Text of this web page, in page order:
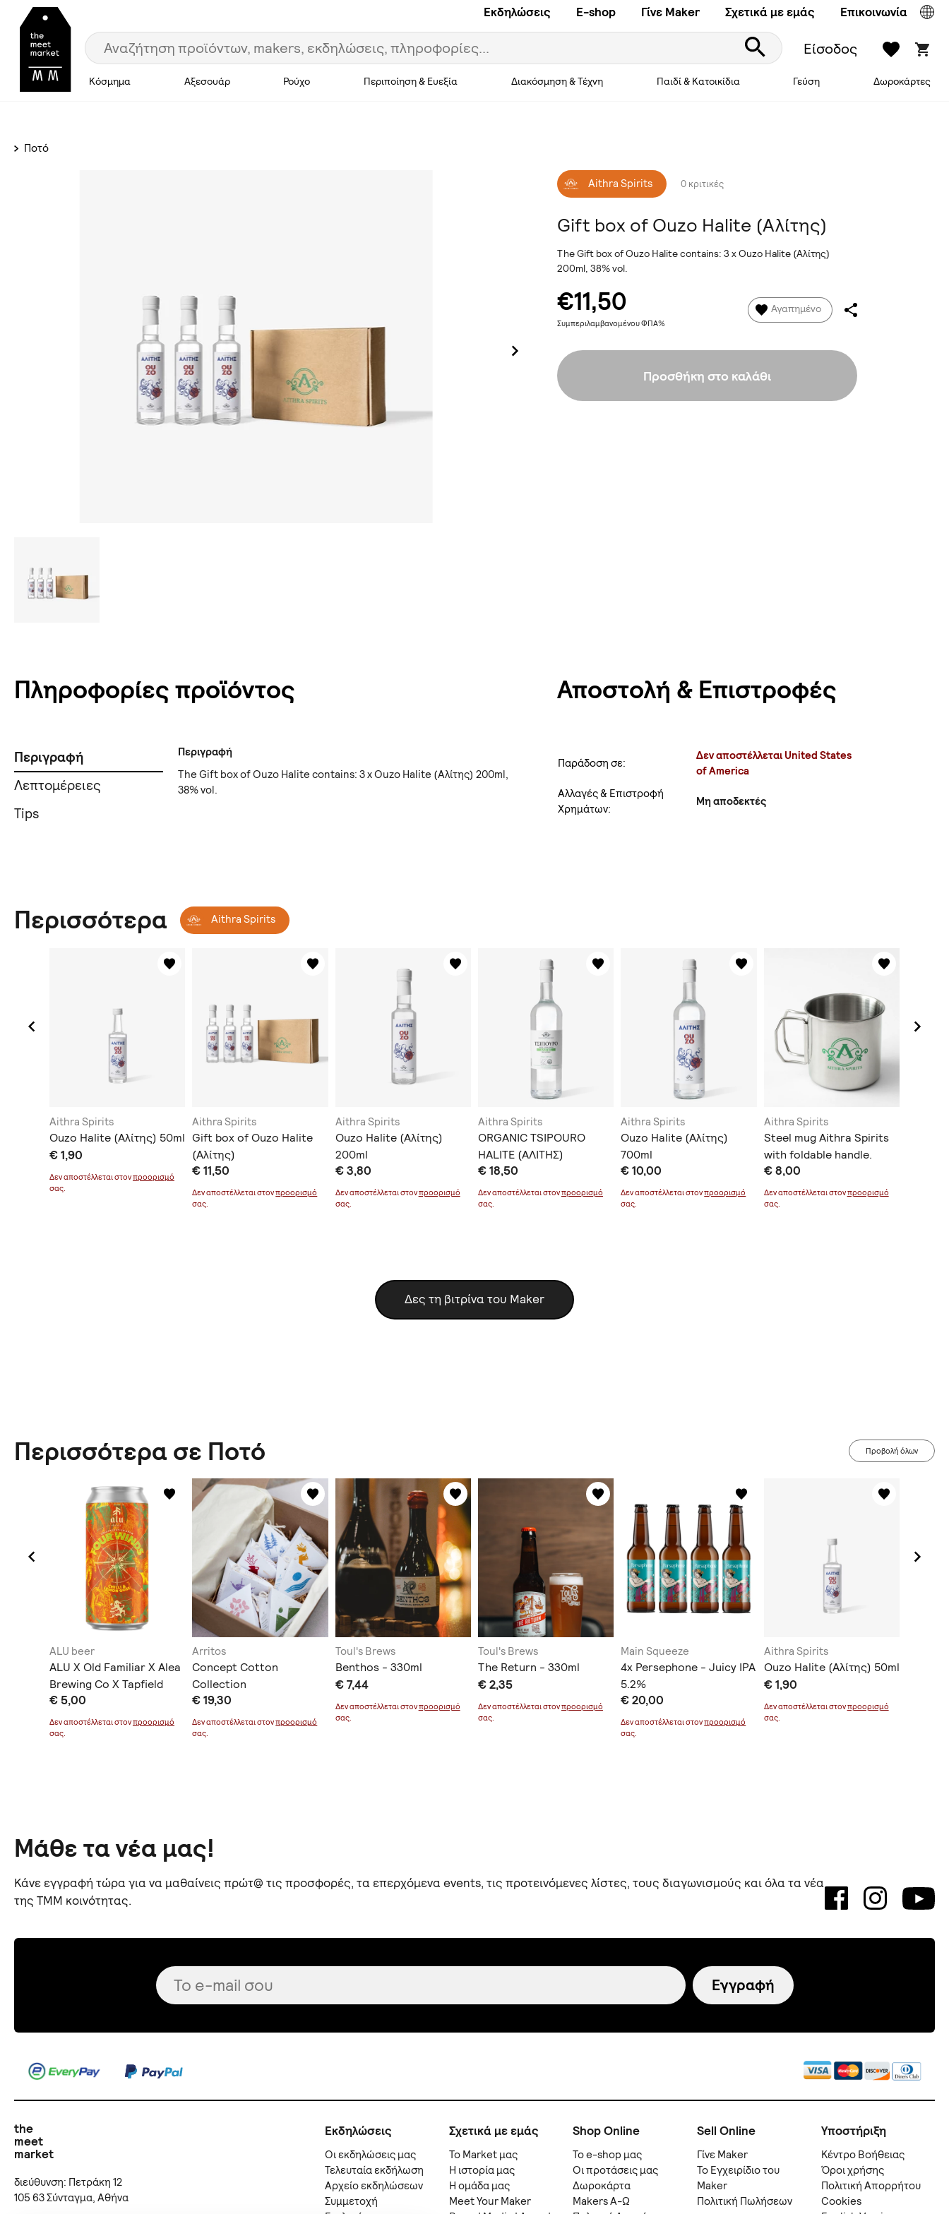
Εκδηλώσεις E-shop Γίνε Maker Σχετικά με εμάς Επικοινωνία
Είσοδος
Κόσμημα Αξεσουάρ Ρούχο Περιποίηση & Ευεξία Διακόσμηση & Τέχνη Παιδί & Κατοικίδια Γεύση Δωροκάρτες
Ποτό
Aithra Spirits 0 κριτικές
Gift box of Ouzo Halite (Αλίτης)
The Gift box of Ouzo Halite contains: 3 x Ouzo Halite (Αλίτης)
200ml, 38% vol.
€11,50
Συμπεριλαμβανομένου ΦΠΑ%
Αγαπημένο
Προσθήκη στο καλάθι
Πληροφορίες προϊόντος
Περιγραφή
Λεπτομέρειες
Tips
Περιγραφή
The Gift box of Ouzo Halite contains: 3 x Ouzo Halite (Αλίτης) 200ml,
38% vol.
Αποστολή & Επιστροφές
Παράδοση σε:
Δεν αποστέλλεται United States
of America
Αλλαγές & Επιστροφή
Χρημάτων:
Μη αποδεκτές
Περισσότερα Aithra Spirits
Aithra Spirits
Ouzo Halite (Αλίτης) 50ml
€ 1,90
Δεν αποστέλλεται στονπροορισμό
σας.
Aithra Spirits
Gift box of Ouzo Halite
(Αλίτης)
€ 11,50
Δεν αποστέλλεται στονπροορισμό
σας.
Aithra Spirits
Ouzo Halite (Αλίτης)
200ml
€ 3,80
Δεν αποστέλλεται στονπροορισμό
σας.
Aithra Spirits
ORGANIC TSIPOURO
HALITE (ΑΛΙΤΗΣ)
€ 18,50
Δεν αποστέλλεται στονπροορισμό
σας.
Aithra Spirits
Ouzo Halite (Αλίτης)
700ml
€ 10,00
Δεν αποστέλλεται στονπροορισμό
σας.
Aithra Spirits
Steel mug Aithra Spirits
with foldable handle.
€ 8,00
Δεν αποστέλλεται στονπροορισμό
σας.
Δες τη βιτρίνα του Maker
Περισσότερα σε Ποτό Προβολή όλων
ALU beer
ALU X Old Familiar X Alea
Brewing Co X Tapfield
'Four Winds' Chili Lemon
Gose κουτάκι 500ml
€ 5,00
Δεν αποστέλλεται στονπροορισμό
σας.
Arritos
Concept Cotton
Collection
€ 19,30
Δεν αποστέλλεται στονπροορισμό
σας.
Toul's Brews
Benthos - 330ml
€ 7,44
Δεν αποστέλλεται στονπροορισμό
σας.
Toul's Brews
The Return - 330ml
€ 2,35
Δεν αποστέλλεται στονπροορισμό
σας.
Main Squeeze
4x Persephone - Juicy IPA
5.2%
€ 20,00
Δεν αποστέλλεται στονπροορισμό
σας.
Aithra Spirits
Ouzo Halite (Αλίτης) 50ml
€ 1,90
Δεν αποστέλλεται στονπροορισμό
σας.
Μάθε τα νέα μας!
Κάνε εγγραφή τώρα για να μαθαίνεις πρώτ@ τις προσφορές, τα επερχόμενα events, τις προτεινόμενες λίστες, τους διαγωνισμούς και όλα τα νέα
της TMM κοινότητας.
Εγγραφή
the
meet
market
διεύθυνση: Πετράκη 12
105 63 Σύνταγμα, Αθήνα
Εκδηλώσεις
Οι εκδηλώσεις μας
Τελευταία εκδήλωση
Αρχείο εκδηλώσεων
Συμμετοχή
Σχετικά με εμάς
Το Market μας
Η ιστορία μας
Η ομάδα μας
Meet Your Maker
Shop Online
Το e-shop μας
Οι προτάσεις μας
Δωροκάρτα
Makers A-Ω
Sell Online
Γίνε Maker
Το Εγχειρίδιο του
Maker
Πολιτική Πωλήσεων
Υποστήριξη
Kέντρο Βοήθειας
Όροι χρήσης
Πολιτική Απορρήτου
Cookies